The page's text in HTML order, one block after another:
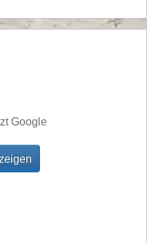
Google